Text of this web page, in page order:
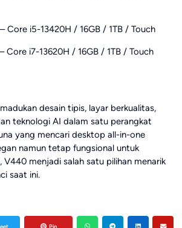
Core i5-13420H / 16GB / 1TB / Touch
Core i7-13620H / 16GB / 1TB / Touch
desain tipis, layar berkualitas,
teknologi AI dalam satu perangkat
yang mencari desktop all-in-one
namun tetap fungsional untuk
V440 menjadi salah satu pilihan menarik
saat ini.
Pin